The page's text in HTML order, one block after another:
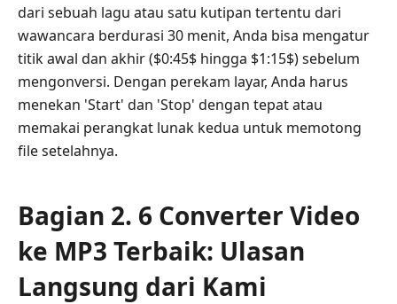
dari sebuah lagu atau satu kutipan tertentu dari
wawancara berdurasi 30 menit, Anda bisa mengatur
titik awal dan akhir ($0:45$ hingga $1:15$) sebelum
mengonversi. Dengan perekam layar, Anda harus
menekan 'Start' dan 'Stop' dengan tepat atau
memakai perangkat lunak kedua untuk memotong
file setelahnya.
Bagian 2. 6 Converter Video
ke MP3 Terbaik: Ulasan
Langsung dari Kami